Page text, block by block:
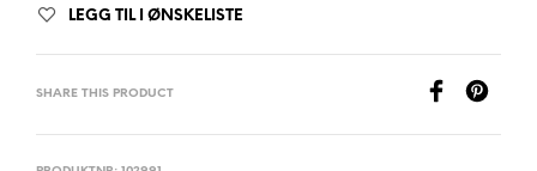
LEGG TIL I ØNSKELISTE
SHARE THIS PRODUCT